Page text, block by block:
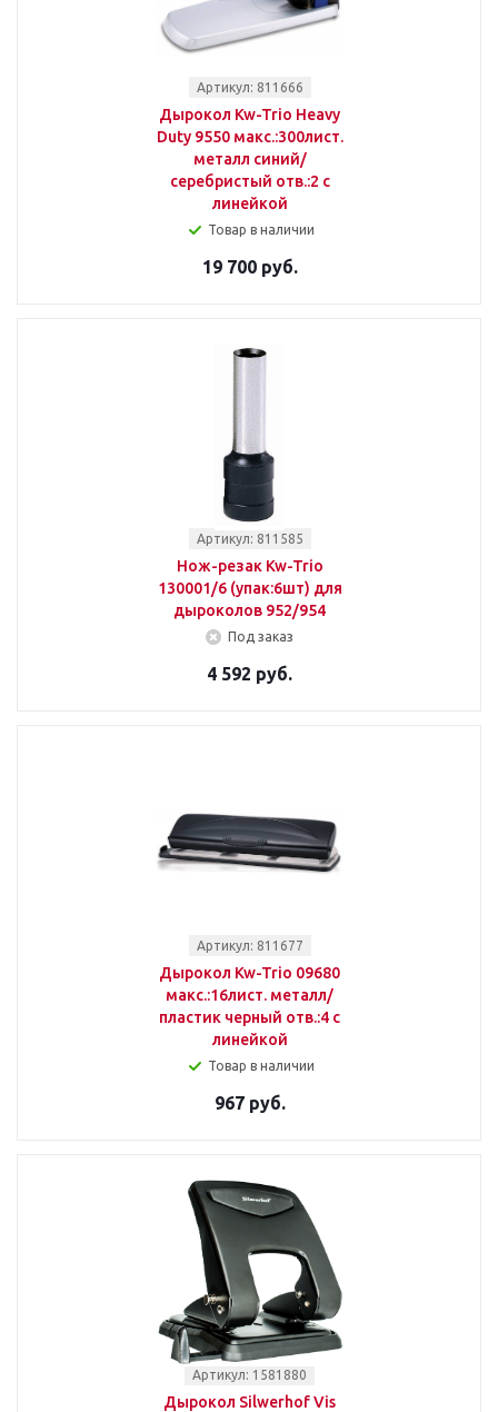
Артикул: 811666
Дырокол Kw-Trio Heavy
Duty 9550 макс.:300лист.
металл синий/
серебристый отв.:2 с
линейкой
Товар в наличии
19 700 руб.
Артикул: 811585
Нож-резак Kw-Trio
130001/6 (упак:6шт) для
дыроколов 952/954
Под заказ
4 592 руб.
Артикул: 811677
Дырокол Kw-Trio 09680
макс.:16лист. металл/
пластик черный отв.:4 с
линейкой
Товар в наличии
967 руб.
Артикул: 1581880
Дырокол Silwerhof Vis